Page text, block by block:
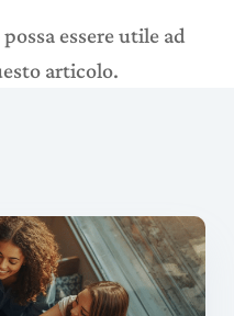
essere utile ad
articolo.